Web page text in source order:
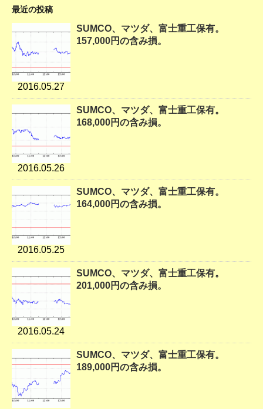
最近の投稿
2016.05.27
SUMCO、マツダ、富士重工保有。
157,000円の含み損。
2016.05.26
SUMCO、マツダ、富士重工保有。
168,000円の含み損。
2016.05.25
SUMCO、マツダ、富士重工保有。
164,000円の含み損。
2016.05.24
SUMCO、マツダ、富士重工保有。
201,000円の含み損。
SUMCO、マツダ、富士重工保有。
189,000円の含み損。